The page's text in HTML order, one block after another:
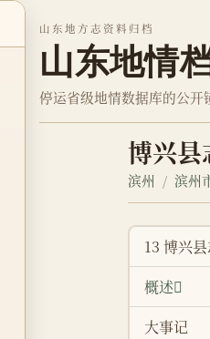
山东地方志资料归档
山东地情
停运省级地情数据库的公开
博兴县
滨州 滨州
13 博兴
概述
大事记